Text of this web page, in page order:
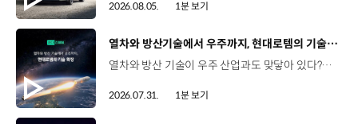
2026.08.05. 1분 보기
[동영상]
열차와 방산기술에서 우주까지, 현대로템의 기술 확장
열차와 방산 기술이 우주 산업과도 맞닿아 있다?항공 우주 분야에도 발을 담고 있는 현대로템 현대진행형 팟캐스트 EP.20에서 확인하세요.📻 #현대자동차그룹 #현대진행형 #모빌리티팟캐스트 #현대로템 #하늘길 #스카이모빌리티 #우주 #우주항공 #자율주행 #모빌리티
2026.07.31. 1분 보기